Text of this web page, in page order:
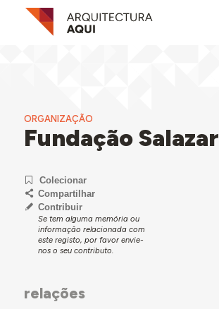
ORGANIZAÇÃO
Fundação Salazar
Colecionar
Compartilhar
Contribuir
Se tem alguma memória ou
informação relacionada com
este registo, por favor envie-
nos o seu contributo.
relações